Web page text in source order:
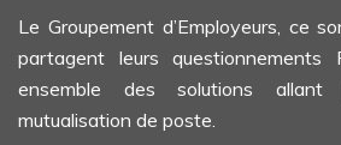
Le Groupement d’Employeurs, ce
partagent leurs
ensemble des solutions allant
mutualisation de poste.